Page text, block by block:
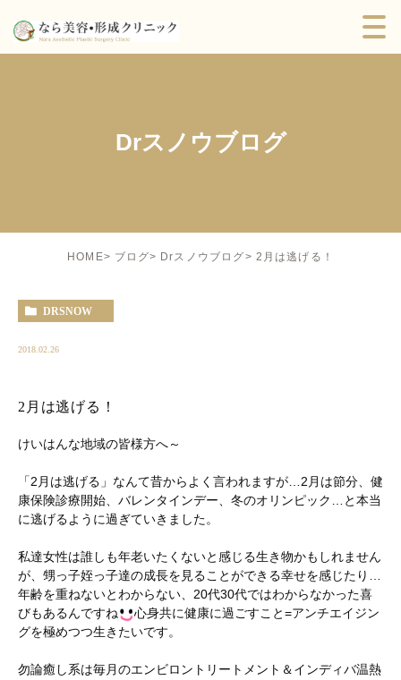
Drスノウブログ
HOME ブログ Drスノウブログ 2月は逃げる！
DRSNOW
2018.02.26
2月は逃げる！
けいはんな地域の皆様方へ～
「2月は逃げる」なんて昔からよく言われますが…2月は節分、健
康保険診療開始、バレンタインデー、冬のオリンピック…と本当
に逃げるように過ぎていきました。
私達女性は誰しも年老いたくないと感じる生き物かもしれません
が、甥っ子姪っ子達の成長を見ることができる幸せを感じたり…
年齢を重ねないとわからない、20代30代ではわからなかった喜
びもあるんですね
心身共に健康に過ごすこと=アンチエイジン
グを極めつつ生きたいです。
勿論癒し系は毎月のエンビロントリートメント＆インディバ温熱